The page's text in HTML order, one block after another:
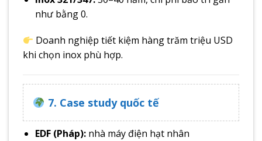
như bằng 0.
Doanh nghiệp tiết kiệm hàng trăm triệu USD
khi chọn inox phù hợp.
7. Case study quốc tế
EDF (Pháp):nhà máy điện hạt nhân